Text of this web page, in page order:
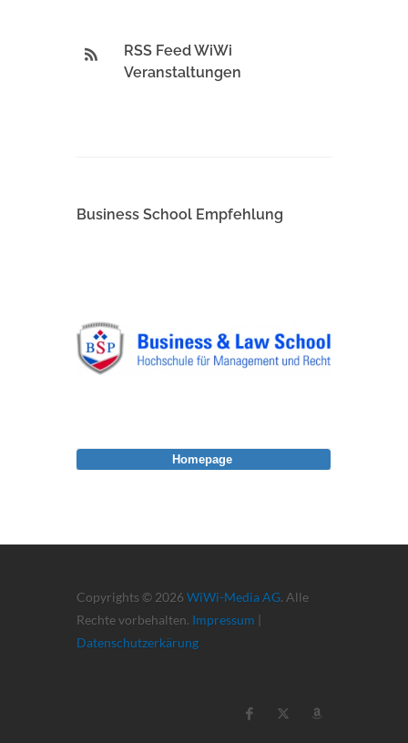
RSS Feed WiWi
Veranstaltungen
Business School Empfehlung
Copyrights © 2026 WiWi-Media AG. Alle
Rechte vorbehalten. Impressum |
Datenschutzerkärung
Homepage